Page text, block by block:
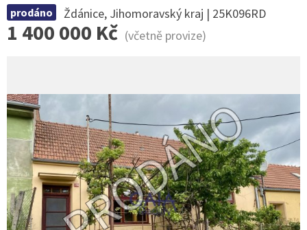
prodáno Ždánice, Jihomoravský kraj | 25K096RD
1 400 000 Kč (včetně provize)